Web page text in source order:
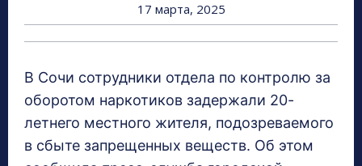
17 марта, 2025
В Сочи сотрудники отдела по контролю за
оборотом наркотиков задержали 20-
летнего местного жителя, подозреваемого
в сбыте запрещенных веществ. Об этом